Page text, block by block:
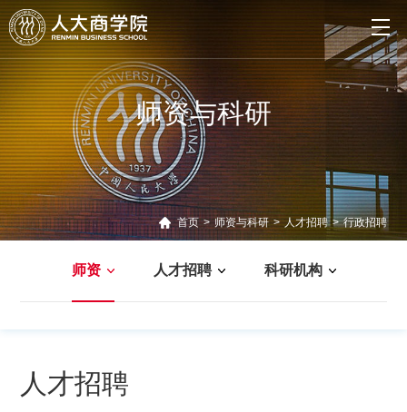
师资与科研
首页 > 师资与科研 > 人才招聘 > 行政招聘
师资 人才招聘 科研机构
人才招聘